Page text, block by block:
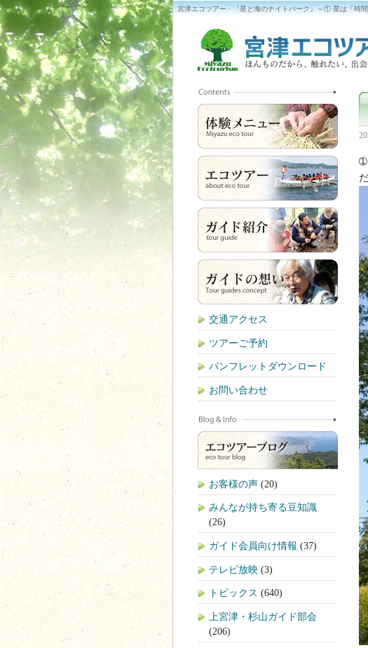
宮津エコツアー · 『星と海のナイトパーク』～① 星は「時
➀
交通アクセス
ツアーご予約
パンフレットダウンロード
お問い合わせ
お客様の声 (20)
みんなが持ち寄る豆知識
(26)
ガイド会員向け情報 (37)
テレビ放映 (3)
トピックス (640)
上宮津・杉山ガイド部会
(206)